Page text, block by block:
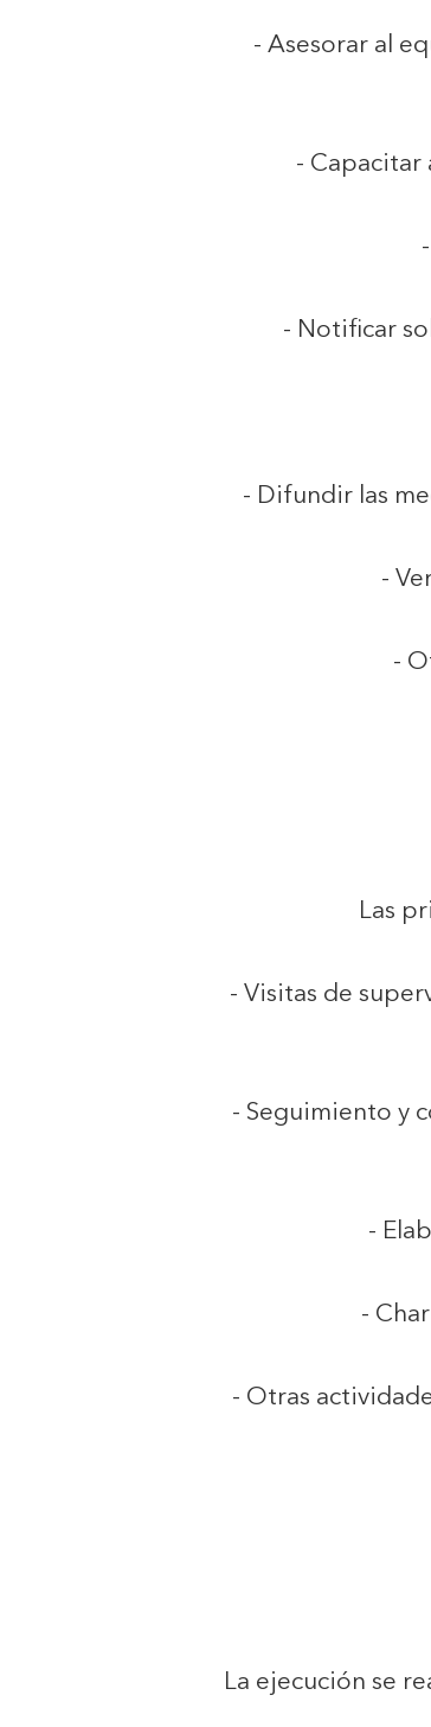
- Asesorar al
- Capacitar
- Notificar
- Difundir las
-
-
Las
- Visitas de
- Seguimiento y
-
-
- Otras
La ejecución se